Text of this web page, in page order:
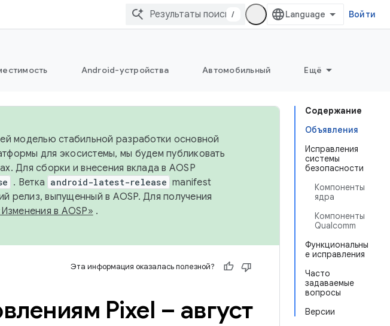
/ Войти
Android-устройства Автомобильный Ещё
Содержание
Объявления
Исправления
системы
безопасности
Компоненты
ядра
Компоненты
Qualcomm
Функциональны
е исправления
Часто
задаваемые
вопросы
Версии
моделью стабильной разработки основной
для экосистемы, мы будем публиковать
Для сборки и внесения вклада в AOSP
. Ветка android-latest-release manifest
релиз, выпущенный в AOSP. Для получения
в AOSP» .
Эта информация оказалась полезной?
Pixel – август